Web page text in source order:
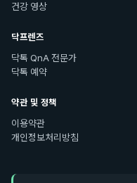
건강 영상
닥프렌즈
닥톡 QnA 전문가
닥톡 예약
약관 및 정책
이용약관
개인정보처리방침